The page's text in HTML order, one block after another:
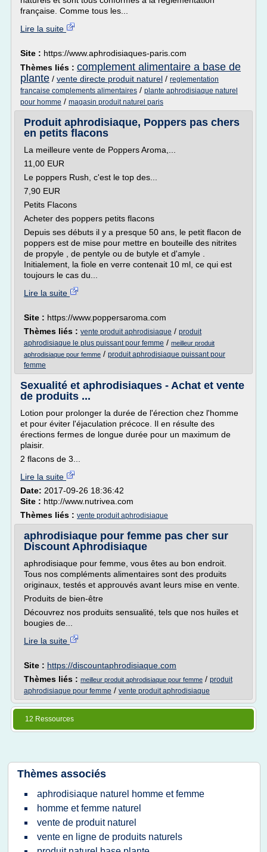
française. Comme tous les...
Lire la suite
Site : https://www.aphrodisiaques-paris.com
Thèmes liés : complement alimentaire a base de
plante / vente directe produit naturel / reglementation
francaise complements alimentaires / plante aphrodisiaque naturel
pour homme / magasin produit naturel paris
Produit aphrodisiaque, Poppers pas chers
en petits flacons
La meilleure vente de Poppers Aroma,...
11,00 EUR
Le poppers Rush, c'est le top des...
7,90 EUR
Petits Flacons
Acheter des poppers petits flacons
Depuis ses débuts il y a presque 50 ans, le petit flacon de
poppers est de mise pour mettre en bouteille des nitrites
de propyle , de pentyle ou de butyle et d'amyle .
Initialement, la fiole en verre contenait 10 ml, ce qui est
toujours le cas du...
Lire la suite
Site : https://www.poppersaroma.com
Thèmes liés : vente produit aphrodisiaque / produit
aphrodisiaque le plus puissant pour femme / meilleur produit
aphrodisiaque pour femme / produit aphrodisiaque puissant pour
femme
Sexualité et aphrodisiaques - Achat et vente
de produits ...
Lotion pour prolonger la durée de l'érection chez l'homme
et pour éviter l'éjaculation précoce. Il en résulte des
érections fermes de longue durée pour un maximum de
plaisir.
2 flacons de 3...
Lire la suite
Date: 2017-09-26 18:36:42
Site : http://www.nutrivea.com
Thèmes liés : vente produit aphrodisiaque
aphrodisiaque pour femme pas cher sur
Discount Aphrodisiaque
aphrodisiaque pour femme, vous êtes au bon endroit.
Tous nos compléments alimentaires sont des produits
originaux, testés et approuvés avant leurs mise en vente.
Produits de bien-être
Découvrez nos produits sensualité, tels que nos huiles et
bougies de...
Lire la suite
Site : https://discountaphrodisiaque.com
Thèmes liés : meilleur produit aphrodisiaque pour femme / produit
aphrodisiaque pour femme / vente produit aphrodisiaque
12 Ressources
Thèmes associés
aphrodisiaque naturel homme et femme
homme et femme naturel
vente de produit naturel
vente en ligne de produits naturels